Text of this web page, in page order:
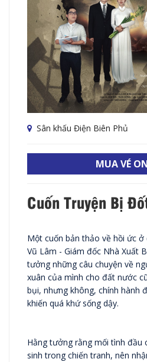
Sân khấu Điện Biên Phủ
MUA VÉ
Cuốn Truyện Bị
Một cuốn bản thảo về hồi ức
Vũ Lâm - Giám đốc Nhà Xuất
tưởng những câu chuyện về
xuân của mình cho đất nước
bụi, nhưng không, chính hành
khiến quá khứ sống dậy.
Hằng tưởng rằng mối tình đầu
sinh trong chiến tranh, nên